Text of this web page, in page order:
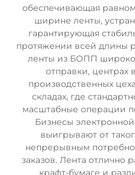
обеспечивающая
ширине ленты,
гарантирующая
протяжении всей длины
ленты из БОПП широко
отправки, центрах
производственных
складах, где
масштабные операции
Бизнесы
выигрывают от
непрерывным
заказов. Лента отлично
крафт-бумаге и